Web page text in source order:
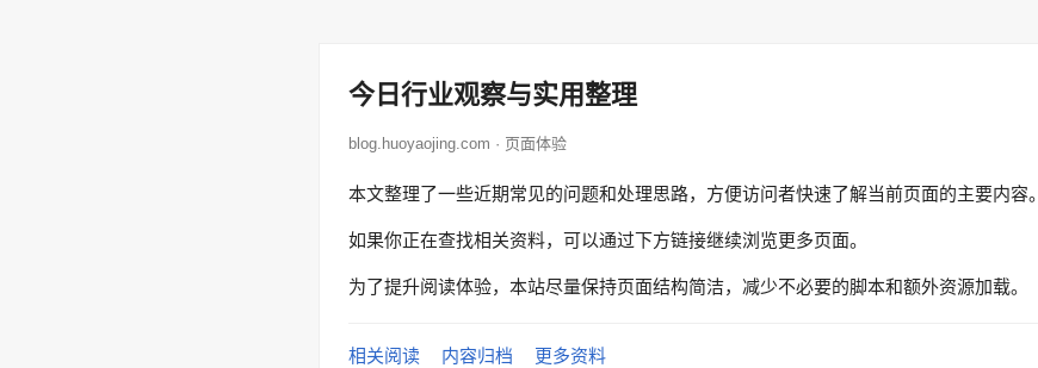
今日行业观察与实用整理
blog.huoyaojing.com · 页面体验
本文整理了一些近期常见的问题和处理思路，方便访问者快速了解当前页面的主要内容。
如果你正在查找相关资料，可以通过下方链接继续浏览更多页面。
为了提升阅读体验，本站尽量保持页面结构简洁，减少不必要的脚本和额外资源加载。
相关阅读 内容归档 更多资料